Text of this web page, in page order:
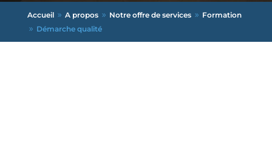
Accueil 9 A propos 9 Notre offre de services 9 Formation
9 Démarche qualité